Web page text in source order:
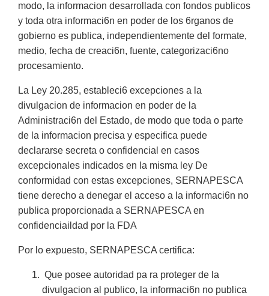
modo, la informacion desarrollada con fondos publicos
y toda otra informaci6n en poder de los 6rganos de
gobierno es publica, independientemente del formate,
medio, fecha de creaci6n, fuente, categorizaci6no
procesamiento.
La Ley 20.285, estableci6 excepciones a la
divulgacion de informacion en poder de la
Administraci6n del Estado, de modo que toda o parte
de la informacion precisa y especifica puede
declararse secreta o confidencial en casos
excepcionales indicados en la misma ley De
conformidad con estas excepciones, SERNAPESCA
tiene derecho a denegar el acceso a la informaci6n no
publica proporcionada a SERNAPESCA en
confidenciaildad por la FDA
Por lo expuesto, SERNAPESCA certifica:
Que posee autoridad pa ra proteger de la
divulgacion al publico, la informaci6n no publica